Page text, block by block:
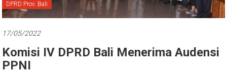
Bali
DPRD Prov. Bali
17/05/2022
Komisi IV DPRD Bali Menerima Audensi
PPNI